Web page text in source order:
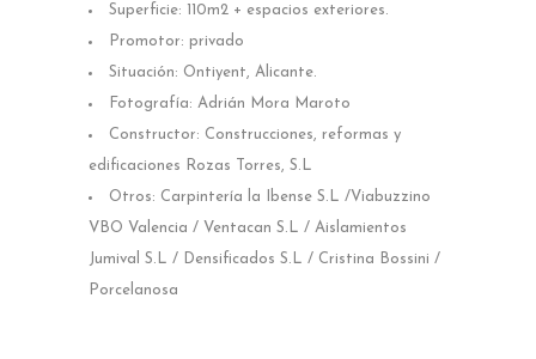
Superficie: 110m2 + espacios exteriores.
Promotor: privado
Situación: Ontiyent, Alicante.
Fotografía: Adrián Mora Maroto
Constructor: Construcciones, reformas y
edificaciones Rozas Torres, S.L
Otros: Carpintería la Ibense S.L /Viabuzzino
VBO Valencia / Ventacan S.L / Aislamientos
Jumival S.L / Densificados S.L / Cristina Bossini /
Porcelanosa